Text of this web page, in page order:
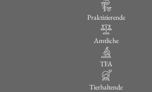
Praktizierende
Amtliche
TFA
Tierhaltende